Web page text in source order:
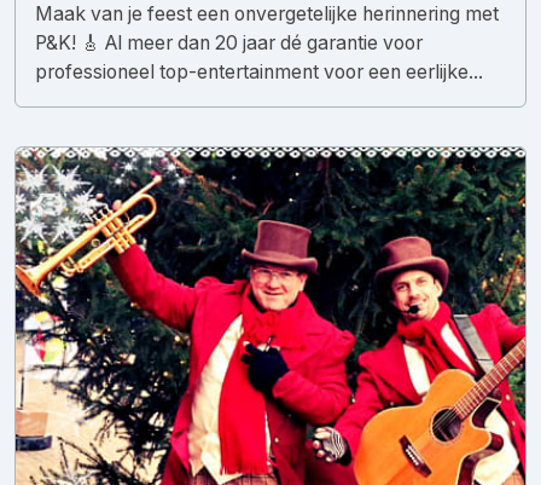
Maak van je feest een onvergetelijke herinnering met
P&K! 🎸 Al meer dan 20 jaar dé garantie voor
professioneel top-entertainment voor een eerlijke...